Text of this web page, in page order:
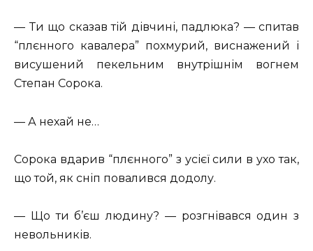
— Ти що сказав тій дівчині, падлюка? — спитав
“плєнного кавалера” похмурий, виснажений і
висушений пекельним внутрішнім вогнем
Степан Сорока.
— А нехай не…
Сорока вдарив “плєнного” з усієї сили в ухо так,
що той, як сніп повалився додолу.
— Що ти б’єш людину? — розгнівався один з
невольників.